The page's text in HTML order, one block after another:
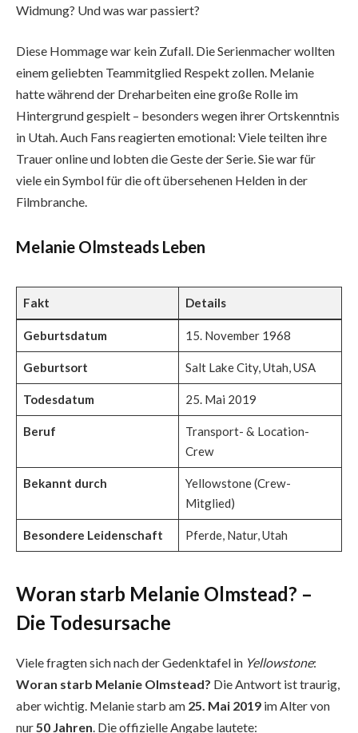
Widmung? Und was war passiert?
Diese Hommage war kein Zufall. Die Serienmacher wollten
einem geliebten Teammitglied Respekt zollen. Melanie
hatte während der Dreharbeiten eine große Rolle im
Hintergrund gespielt – besonders wegen ihrer Ortskenntnis
in Utah. Auch Fans reagierten emotional: Viele teilten ihre
Trauer online und lobten die Geste der Serie. Sie war für
viele ein Symbol für die oft übersehenen Helden in der
Filmbranche.
Melanie Olmsteads Leben
Fakt Details
Geburtsdatum 15. November 1968
Geburtsort Salt Lake City, Utah, USA
Todesdatum 25. Mai 2019
Beruf
Transport- & Location-
Crew
Bekannt durch
Yellowstone (Crew-
Mitglied)
Besondere Leidenschaft Pferde, Natur, Utah
Woran starb Melanie Olmstead? –
Die Todesursache
Viele fragten sich nach der Gedenktafel in Yellowstone:
Woran starb Melanie Olmstead? Die Antwort ist traurig,
aber wichtig. Melanie starb am 25. Mai 2019 im Alter von
nur50 Jahren. Die offizielle Angabe lautete: